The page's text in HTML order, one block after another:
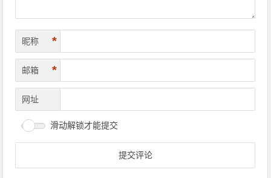
昵称 *
邮箱 *
网址
滑动解锁才能提交